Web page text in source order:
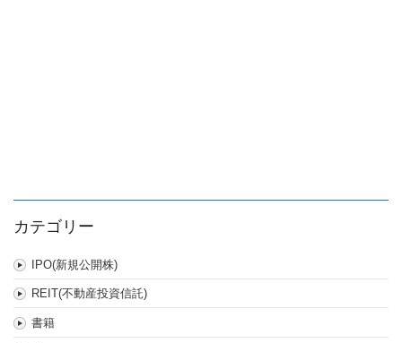
カテゴリー
IPO(新規公開株)
REIT(不動産投資信託)
書籍